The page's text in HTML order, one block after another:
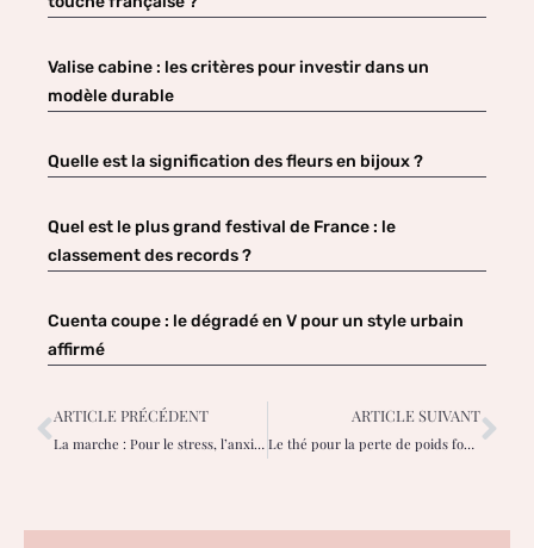
Valise cabine : les critères pour investir dans un
modèle durable
Quelle est la signification des fleurs en bijoux ?
Quel est le plus grand festival de France : le
classement des records ?
Cuenta coupe : le dégradé en V pour un style urbain
affirmé
ARTICLE PRÉCÉDENT
La marche : Pour le stress, l’anxiété et la perte de poids – Bibs Business Magazine
ARTICLE SUIVANT
Le thé pour la perte de poids fonctionne-t-il ? Un regard sans complaisance